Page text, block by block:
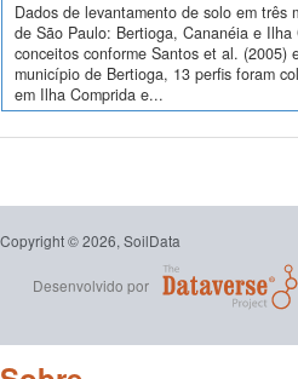
Dados de levantamento de solo em três
de São Paulo: Bertioga, Cananéia e
conceitos conforme Santos et al. (2005)
município de Bertioga, 13 perfis foram
em Ilha Comprida e...
Copyright © 2026, SoilData
Desenvolvido por